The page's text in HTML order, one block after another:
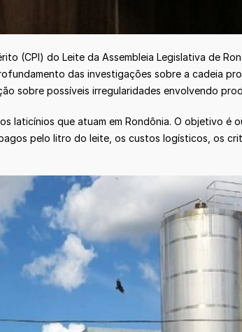
(CPI) do Leite da Assembleia Legislativa de
das investigações sobre a cadeia
sobre possíveis irregularidades envolvendo
laticínios que atuam em Rondônia. O objetivo é
pelo litro do leite, os custos logísticos, os